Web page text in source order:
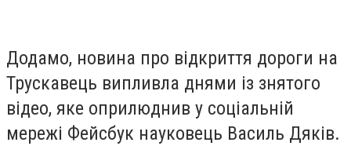
Додамо, новина про відкриття дороги на
Трускавець випливла днями із знятого
відео, яке оприлюднив у соціальній
мережі Фейсбук науковець Василь Дяків.